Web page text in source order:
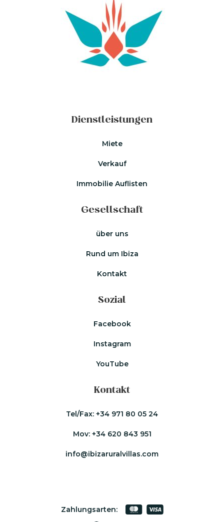
Dienstleistungen
Miete
Verkauf
Immobilie Auflisten
Gesellschaft
über uns
Rund um Ibiza
Kontakt
Sozial
Facebook
Instagram
YouTube
Kontakt
Tel/Fax: +34 971 80 05 24
Mov: +34 620 843 951
info@ibizaruralvillas.com
Zahlungsarten: